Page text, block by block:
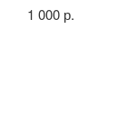
1 000 р.